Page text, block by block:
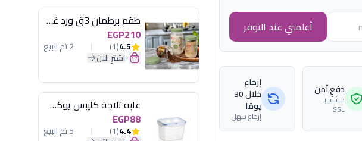
أعلمني عند التوفر
دفع آمن
مشفّر بـ
SSL
إرجاع
خلال 30
يومًا
إرجاع سهل
طقم برطمان 3ق ورد غطاء مينت جرين هيريفين
EGP210
4.5
(1) 2 تم البيع
اشترِ الآن
علبة ثلاجة كليبس يوكسان
EGP88
4.4
(1) 5 تم البيع